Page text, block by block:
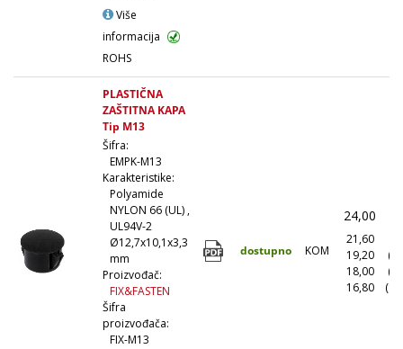
Više
informacija
ROHS
PLASTIČNA
ZAŠTITNA KAPA
Tip M13
Šifra:
EMPK-M13
Karakteristike:
Polyamide
NYLON 66 (UL) ,
UL94V-2
Ø12,7x10,1x3,3
mm
Proizvođač:
FIX&FASTEN
Šifra
proizvođača:
FIX-M13
dostupno KOM
24,00
21,60
19,20
18,00
16,80